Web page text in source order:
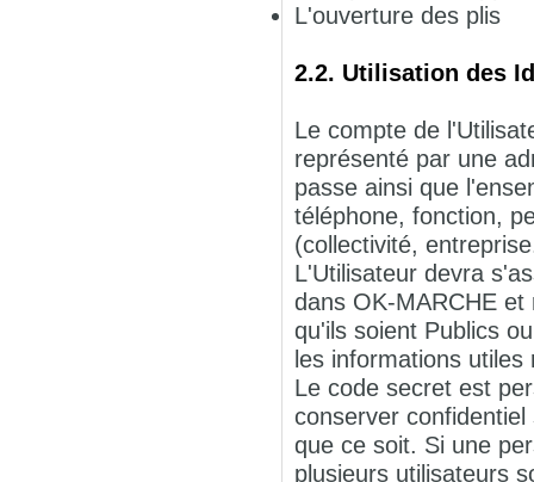
L'ouverture des plis
2.2. Utilisation des
Le compte de
représenté par une
passe ainsi que
téléphone, fonction,
(collectivité,
L'Utilisateur devra
dans OK-MARCHE
qu'ils soient Publics
les informations
Le code secret est
conserver
que ce soit. Si une
plusieurs utilisateurs